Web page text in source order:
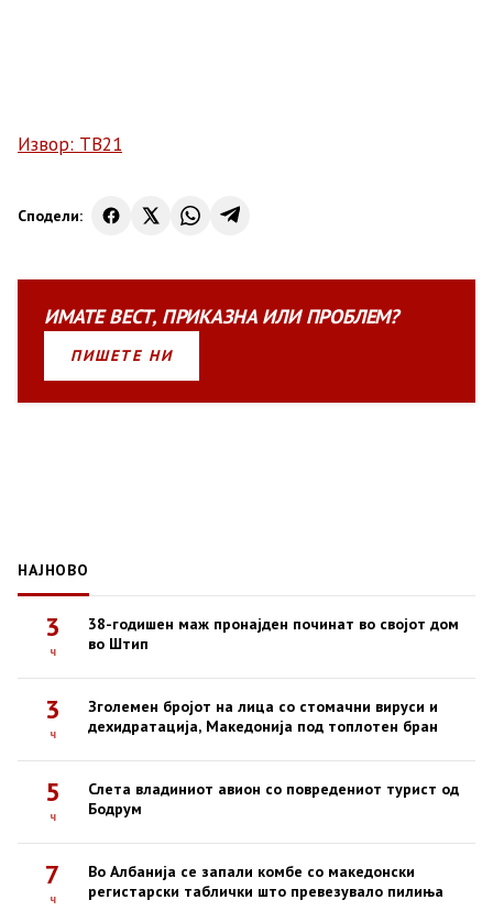
Извор: ТВ21
Сподели:
ИМАТЕВЕСТ, ПРИКАЗНАИЛИПРОБЛЕМ?
ПИШЕТЕ НИ
НАЈНОВО
3
ч
38-годишен маж пронајден починат во својот дом
во Штип
3
ч
Зголемен бројот на лица со стомачни вируси и
дехидратација, Македонија под топлотен бран
5
ч
Слета владиниот авион со повредениот турист од
Бодрум
7
ч
Во Албанија се запали комбе со македонски
регистарски таблички што превезувало пилиња